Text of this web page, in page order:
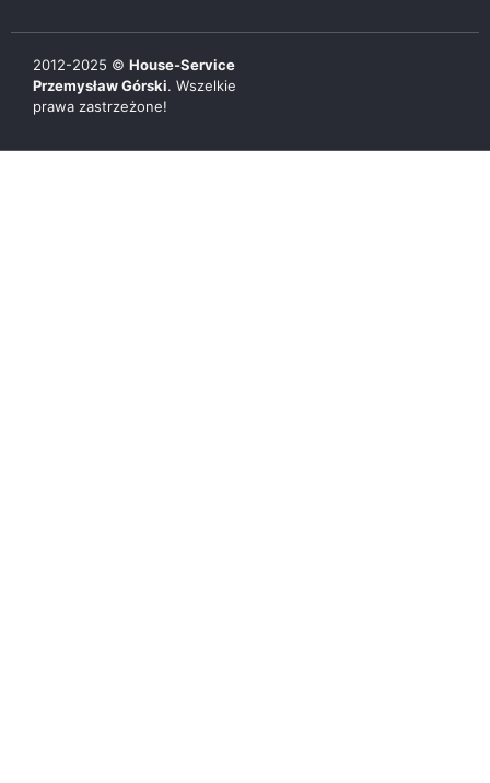
2012-2025 © House-Service
Przemysław Górski. Wszelkie
prawa zastrzeżone!